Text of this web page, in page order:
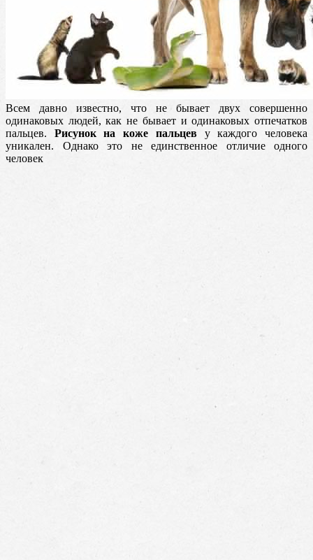
Всем давно известно, что не бывает двух совершенно
одинаковых людей, как не бывает и одинаковых отпечатков
пальцев. Рисунок на коже пальцев у каждого человека
уникален. Однако это не единственное отличие одного
человек